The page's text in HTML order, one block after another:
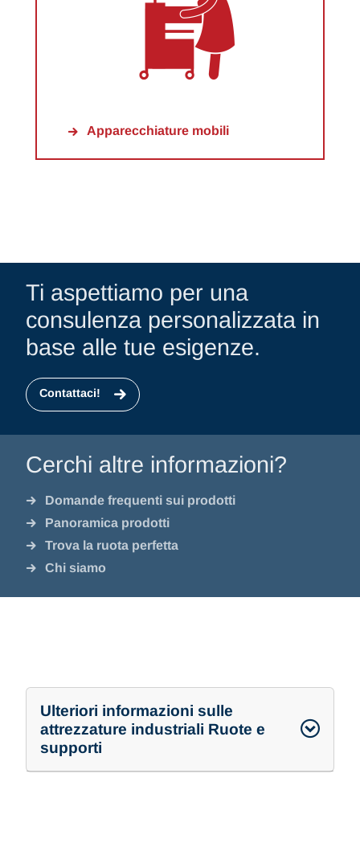
Apparecchiature mobili
Ti aspettiamo per una
consulenza personalizzata in
base alle tue esigenze.
Contattaci!
Cerchi altre informazioni?
Domande frequenti sui prodotti
Panoramica prodotti
Trova la ruota perfetta
Chi siamo
Ulteriori informazioni sulle
attrezzature industriali Ruote e
supporti